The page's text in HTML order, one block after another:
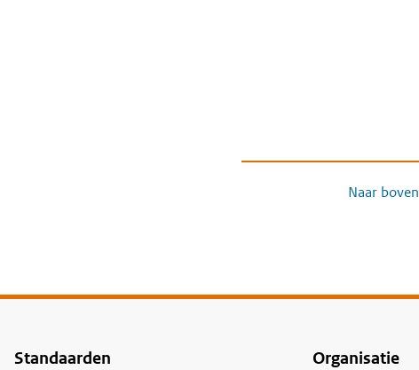
Naar boven
Voet
Standaarden Organisatie